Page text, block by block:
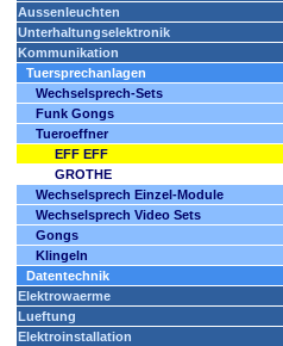
Aussenleuchten
Unterhaltungselektronik
Kommunikation
Tuersprechanlagen
Wechselsprech-Sets
Funk Gongs
Tueroeffner
EFF EFF
GROTHE
Wechselsprech Einzel-Module
Wechselsprech Video Sets
Gongs
Klingeln
Datentechnik
Elektrowaerme
Lueftung
Elektroinstallation